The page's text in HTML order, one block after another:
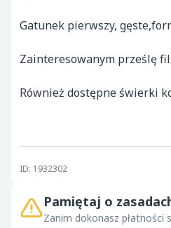
Gatunek pierwszy,
Zainteresowanym prześlę
Również dostępne świerki
ID: 1932302
Pamiętaj o
Zanim dokonasz płatności